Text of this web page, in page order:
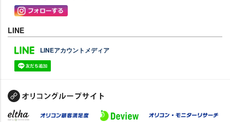
LINE
LINEアカウントメディア